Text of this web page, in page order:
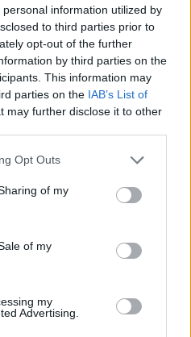
information utilized by
to third parties prior to
opt-out of the further
by third parties on the
This information may
parties on the IAB’s List of
may further disclose it to other
uses one or more Google
behaviour. You may click to
and its third-party tags to
purposes in below Google
Opt Outs
of my
of my
my
Advertising.